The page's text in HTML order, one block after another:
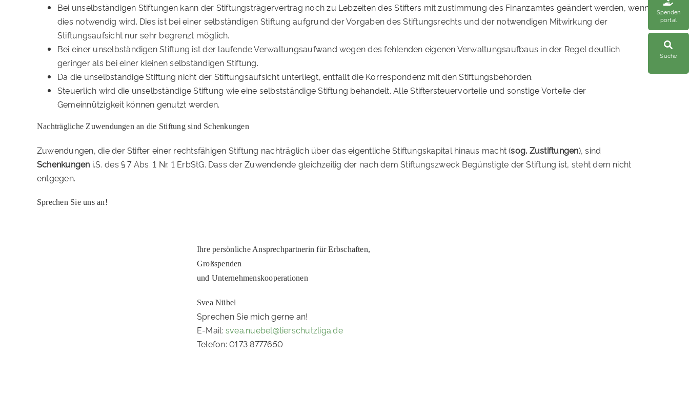
Spenden
portal
Suche
Bei unselbständigen Stiftungen kann der Stiftungsträgervertrag noch zu Lebzeiten des Stifters mit zustimmung des Finanzamtes geändert werden, wenn
dies notwendig wird. Dies ist bei einer selbständigen Stiftung aufgrund der Vorgaben des Stiftungsrechts und der notwendigen Mitwirkung der
Stiftungsaufsicht nur sehr begrenzt möglich.
Bei einer unselbständigen Stiftung ist der laufende Verwaltungsaufwand wegen des fehlenden eigenen Verwaltungsaufbaus in der Regel deutlich
geringer als bei einer kleinen selbständigen Stiftung.
Da die unselbständige Stiftung nicht der Stiftungsaufsicht unterliegt, entfällt die Korrespondenz mit den Stiftungsbehörden.
Steuerlich wird die unselbständige Stiftung wie eine selbstständige Stiftung behandelt. Alle Stiftersteuervorteile und sonstige Vorteile der
Gemeinnützigkeit können genutzt werden.
Nachträgliche Zuwendungen an die Stiftung sind Schenkungen
Zuwendungen, die der Stifter einer rechtsfähigen Stiftung nachträglich über das eigentliche Stiftungskapital hinaus macht (sog. Zustiftungen), sind
Schenkungen i.S. des § 7 Abs. 1 Nr. 1 ErbStG. Dass der Zuwendende gleichzeitig der nach dem Stiftungszweck Begünstigte der Stiftung ist, steht dem nicht
entgegen.
Sprechen Sie uns an!
Ihre persönliche Ansprechpartnerin für Erbschaften,
Großspenden
und Unternehmenskooperationen
Svea Nübel
Sprechen Sie mich gerne an!
E-Mail: svea.nuebel@tierschutzliga.de
Telefon: 0173 8777650